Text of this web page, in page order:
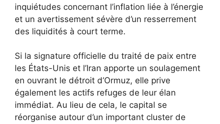
inquiétudes concernant l’inflation liée à l’énergie
et un avertissement sévère d’un resserrement
des liquidités à court terme.
Si la signature officielle du traité de paix entre
les États-Unis et l’Iran apporte un soulagement
en ouvrant le détroit d’Ormuz, elle prive
également les actifs refuges de leur élan
immédiat. Au lieu de cela, le capital se
réorganise autour d’un important cluster de